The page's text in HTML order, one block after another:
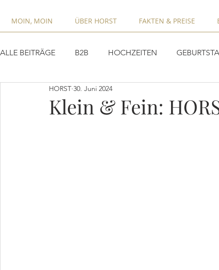
MOIN, MOIN ÜBER HORST FAKTEN & PREISE
ALLE BEITRÄGE B2B HOCHZEITEN
Klein & Fein:
HORST 30. Juni 2024